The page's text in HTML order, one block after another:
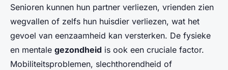
Senioren kunnen hun partner verliezen, vrienden zien
wegvallen of zelfs hun huisdier verliezen, wat het
gevoel van eenzaamheid kan versterken. De fysieke
en mentale gezondheid is ook een cruciale factor.
Mobiliteitsproblemen, slechthorendheid of